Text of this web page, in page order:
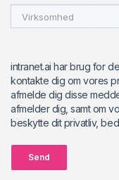
intranet.ai har brug for
kontakte dig om vores
afmelde dig disse
afmelder dig, samt om
beskytte dit privatliv,
Send